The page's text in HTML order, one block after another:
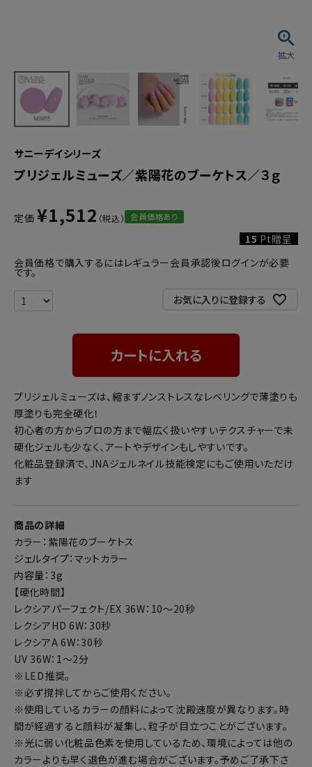
サニーデイシリーズ
プリジェルミューズ／紫陽花のブーケトス／３ｇ
定価 ¥1,512 会員価格あり
15 Pt贈呈
会員価格で購入するにはレギュラー会員承認後ログインが必要
です。
お気に入りに登録する
カートに入れる
プリジェルミューズは、縮まずノンストレスなレベリングで薄塗りも
厚塗りも完全硬化！
初心者の方からプロの方まで幅広く扱いやすいテクスチャーで未
硬化ジェルも少なく、アートやデザインもしやすいです。
化粧品登録済で、JNAジェルネイル技能検定にもご使用いただけ
ます
商品の詳細
カラー：紫陽花のブーケトス
ジェルタイプ：マットカラー
内容量：3g
【硬化時間】
レクシアパーフェクト/EX 36W：10～20秒
レクシアHD 6W：30秒
レクシアA 6W：30秒
UV 36W：1～2分
※LED推奨。
※必ず撹拌してからご使用ください。
※使用しているカラーの顔料によって沈殿速度が異なります。時
間が経過すると顔料が凝集し、粒子が目立つことがございます。
※光に弱い化粧品色素を使用しているため、環境によっては他の
カラーよりも早く退色が進む場合がございます。予めご了承下さ